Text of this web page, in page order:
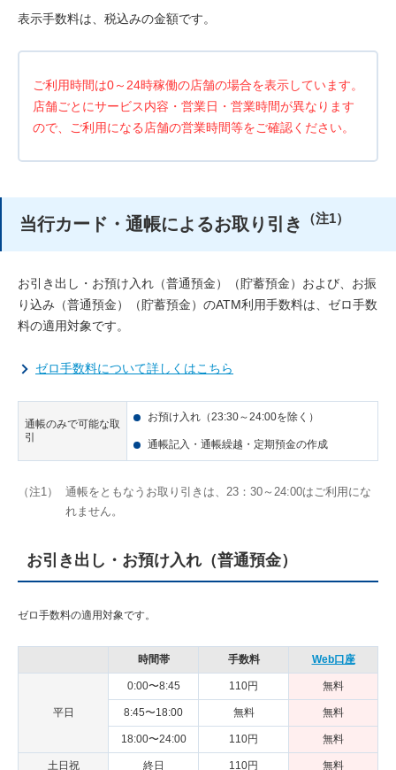
表示手数料は、税込みの金額です。
ご利用時間は0～24時稼働の店舗の場合を表示しています。
店舗ごとにサービス内容・営業日・営業時間が異なります
ので、ご利用になる店舗の営業時間等をご確認ください。
当行カード・通帳によるお取り引き （注1）
お引き出し・お預け入れ（普通預金）（貯蓄預金）および、お振
り込み（普通預金）（貯蓄預金）のATM利用手数料は、ゼロ手数
料の適用対象です。
ゼロ手数料について詳しくはこちら
通帳のみで可能な取
引
お預け入れ（23:30～24:00を除く）
通帳記入・通帳繰越・定期預金の作成
（注1）
通帳をともなうお取り引きは、23：30～24:00はご利用にな
れません。
お引き出し・お預け入れ（普通預金）
ゼロ手数料の適用対象です。
時間帯 手数料 Web口座
平日
0:00〜8:45 110円 無料
8:45〜18:00 無料 無料
18:00〜24:00 110円 無料
土日祝 終日 110円 無料